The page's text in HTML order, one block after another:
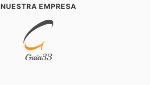
NUESTRA EMPRESA